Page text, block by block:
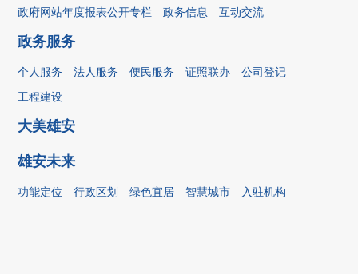
政府网站年度报表公开专栏
政务信息 互动交流
政务服务
个人服务 法人服务 便民服务 证照联办
公司登记
工程建设
大美雄安
雄安未来
功能定位 行政区划 绿色宜居 智慧城市 入驻机构